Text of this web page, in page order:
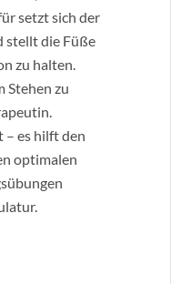
setzt sich der
stellt die Füße
zu halten.
Stehen zu
– es hilft den
optimalen